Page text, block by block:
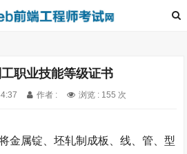
职业技能等级证书
作者 : 浏览 : 155 次
金属锭、坯轧制成板、线、管、型